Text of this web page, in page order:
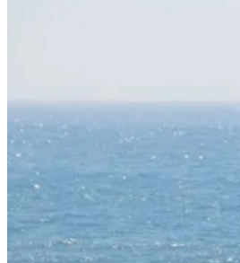
Caminho de Santiago em Bicicleta -